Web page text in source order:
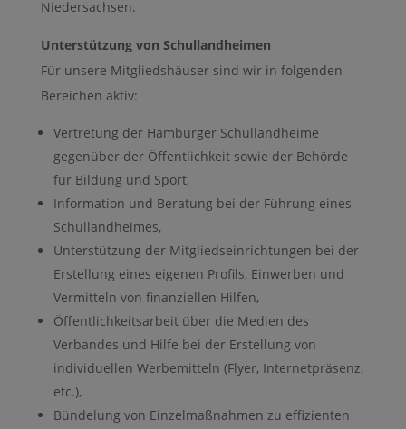
Niedersachsen.
Unterstützung von Schullandheimen
Für unsere Mitgliedshäuser sind wir in folgenden
Bereichen aktiv:
Vertretung der Hamburger Schullandheime
gegenüber der Öffentlichkeit sowie der Behörde
für Bildung und Sport,
Information und Beratung bei der Führung eines
Schullandheimes,
Unterstützung der Mitgliedseinrichtungen bei der
Erstellung eines eigenen Profils, Einwerben und
Vermitteln von finanziellen Hilfen,
Öffentlichkeitsarbeit über die Medien des
Verbandes und Hilfe bei der Erstellung von
individuellen Werbemitteln (Flyer, Internetpräsenz,
etc.),
Bündelung von Einzelmaßnahmen zu effizienten